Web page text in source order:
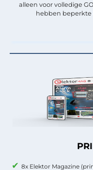
8x Elektor Magazine
alleen voor volledige
hebben beperkte